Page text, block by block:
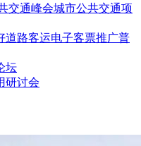
交通峰会城市公共交通项
道路客运电子客票推广普
坛
研讨会